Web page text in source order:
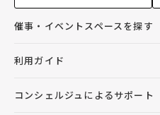
催事・イベントスペースを探す
利用ガイド
コンシェルジュによるサポート